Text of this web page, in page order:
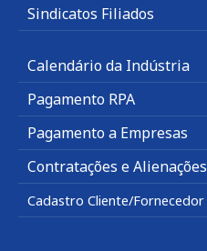
Sindicatos Filiados
Calendário da Indústria
Pagamento RPA
Pagamento a Empresas
Contratações e Alienações
Cadastro Cliente/Fornecedor